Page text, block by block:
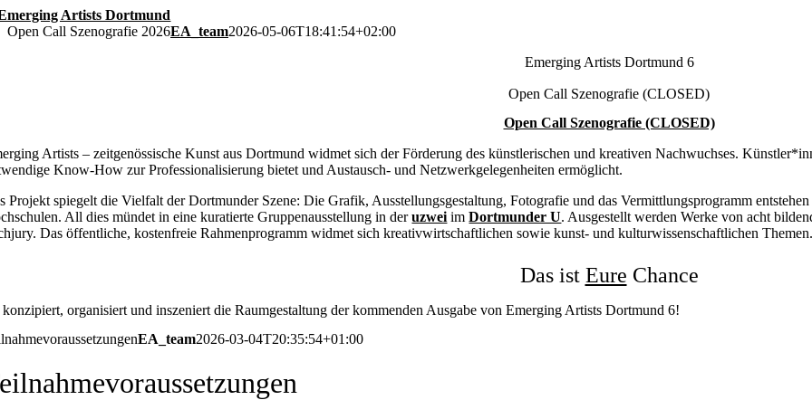
Skip
to
Open Call Szenografie 2026EA_team2026-05-06T18:41:54+02:00
Emerging Artists Dortmund 6
Open Call Szenografie (CLOSED)
Open Call Szenografie (CLOSED)
Artists – zeitgenössische Kunst aus Dortmund widmet sich der Förderung des künstlerischen und kreativen Nachwuchses.
Know-How zur Professionalisierung bietet und Austausch- und Netzwerkgelegenheiten ermöglicht.
Projekt spiegelt die Vielfalt der Dortmunder Szene: Die Grafik, Ausstellungsgestaltung, Fotografie und das Vermittlungsprogramm
All dies mündet in eine kuratierte Gruppenausstellung in deruzwei imDortmunder U. Ausgestellt werden Werke von acht
Das öffentliche, kostenfreie Rahmenprogramm widmet sich kreativwirtschaftlichen sowie kunst- und kulturwissenschaftlichen
Das ist Eure Chance
organisiert und inszeniert die Raumgestaltung der kommenden Ausgabe von Emerging Artists Dortmund 6!
EA_team2026-03-04T20:35:54+01:00